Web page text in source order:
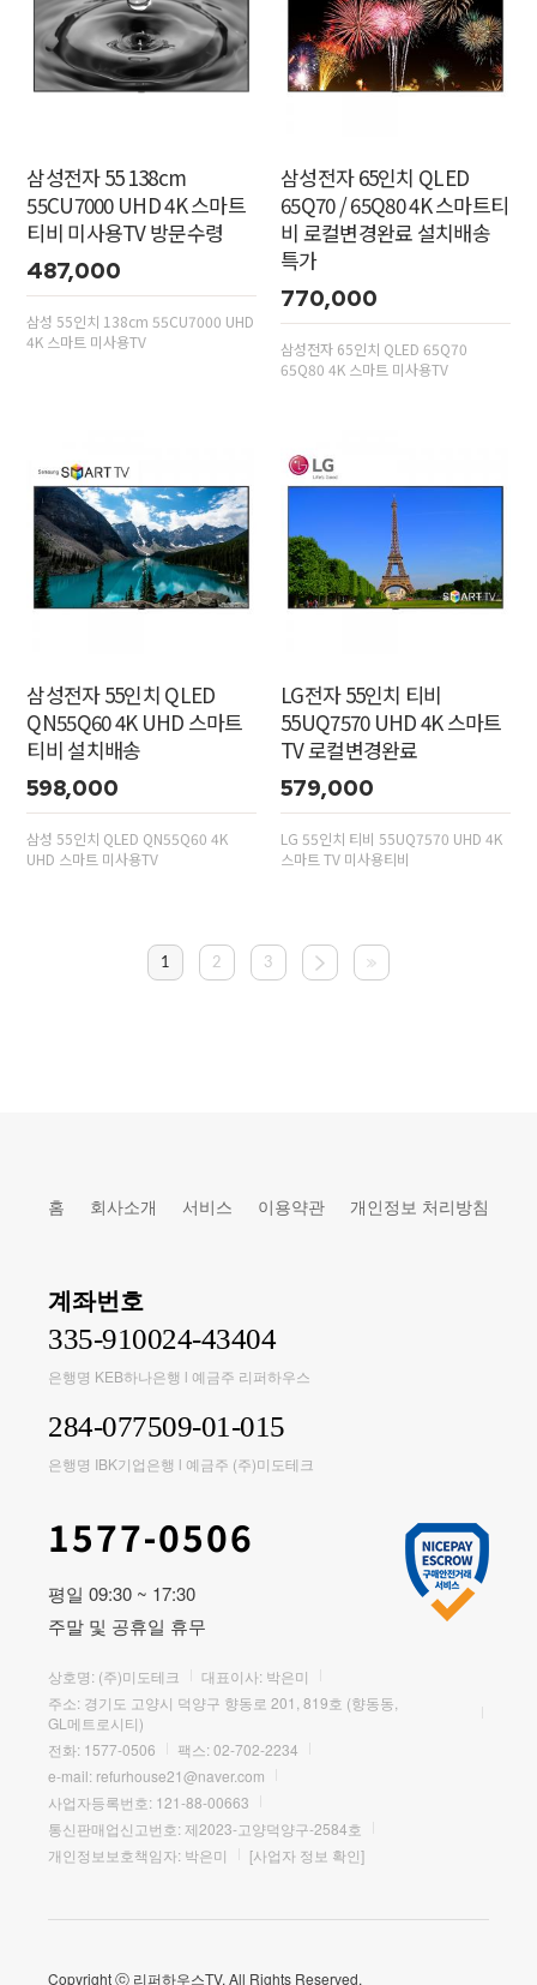
삼성전자 55 138cm
55CU7000 UHD 4K 스마트
티비 미사용TV 방문수령
487,000
삼성 55인치 138cm 55CU7000 UHD
4K 스마트 미사용TV
삼성전자 65인치 QLED
65Q70 / 65Q80 4K 스마트티
비 로컬변경완료 설치배송
특가
770,000
삼성전자 65인치 QLED 65Q70
65Q80 4K 스마트 미사용TV
삼성전자 55인치 QLED
QN55Q60 4K UHD 스마트
티비 설치배송
598,000
삼성 55인치 QLED QN55Q60 4K
UHD 스마트 미사용TV
LG전자 55인치 티비
55UQ7570 UHD 4K 스마트
TV 로컬변경완료
579,000
LG 55인치 티비 55UQ7570 UHD 4K
스마트 TV 미사용티비
1 2 3
홈 회사소개 서비스 이용약관 개인정보 처리방침
계좌번호
335-910024-43404
은행명 KEB하나은행 l 예금주 리퍼하우스
284-077509-01-015
은행명 IBK기업은행 l 예금주 (주)미도테크
1577-0506
평일 09:30 ~ 17:30
주말 및 공휴일 휴무
상호명: (주)미도테크
대표이사: 박은미
주소: 경기도 고양시 덕양구 향동로 201, 819호 (향동동,
GL메트로시티)
전화: 1577-0506
팩스: 02-702-2234
e-mail: refurhouse21@naver.com
사업자등록번호: 121-88-00663
통신판매업신고번호: 제2023-고양덕양구-2584호
개인정보보호책임자: 박은미
[사업자 정보 확인]
Copyright ⓒ 리퍼하우스TV. All Rights Reserved.